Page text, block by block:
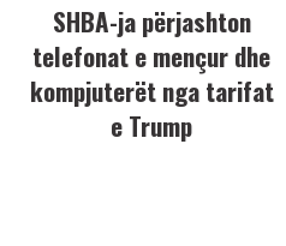
SHBA-ja përjashton
telefonat e mençur dhe
kompjuterët nga tarifat
e Trump